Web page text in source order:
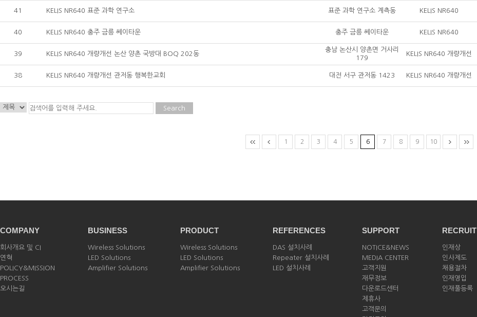
41 KELIS NR640 표준 과학 연구소 표준 과학 연구소 계측동 KELIS NR640
40 KELIS NR640 충주 금릉 쎄이타운 충주 금릉 쎄이타운 KELIS NR640
39 KELIS NR640 개량개선 논산 양촌 국방대 BOQ 202동
충남 논산시 양촌면 거사리
179
KELIS NR640 개량개선
38 KELIS NR640 개량개선 관저동 행복한교회 대전 서구 관저동 1423 KELIS NR640 개량개선
Search
1 2 3 4 5 6 7 8 9 10
COMPANY
회사개요 및 CI
연혁
POLICY&MISSION
PROCESS
오시는길
BUSINESS
Wireless Solutions
LED Solutions
Amplifier Solutions
PRODUCT
Wireless Solutions
LED Solutions
Amplifier Solutions
REFERENCES
DAS 설치사례
Repeater 설치사례
LED 설치사례
SUPPORT
NOTICE&NEWS
MEDIA CENTER
고객지원
재무정보
다운로드센터
제휴사
고객문의
RECRUIT
인재상
인사제도
채용절차
인재영입
인재풀등록